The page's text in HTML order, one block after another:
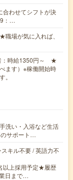
わせてシフトが決
：…
場が気に入れば、
：時給1350円～ ★
ます）※稼働開始時
。
洗い・入浴など生活
のサポート…
キル不要 / 英語力不
上採用予定★履歴
日まで…